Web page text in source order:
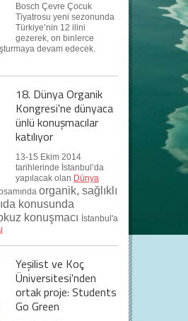
Bosch Çevre Çocuk
Tiyatrosu yeni sezonunda
Türkiye’nin 12 ilini
gezerek, on binlerce
devam edecek.
18. Dünya Organik
Kongresi'ne dünyaca
ünlü konuşmacılar
katılıyor
13-15 Ekim 2014
tarihlerinde İstanbul’da
yapılacak olan Dünya
organik, sağlıklı
konusunda
konuşmacı İstanbul'a
Yeşilist ve Koç
Üniversitesi'nden
ortak proje: Students
Go Green